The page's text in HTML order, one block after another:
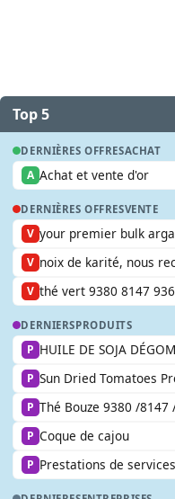
Top 5
DERNIÈRES OFFRESACHAT
A Achat et vente d'or
DERNIÈRES OFFRESVENTE
V your premier bulk
V noix de karité, nous
V thé vert 9380 8147
DERNIERSPRODUITS
P HUILE DE SOJA
P Sun Dried Tomatoes
P Thé Bouze 9380 /8147
P Coque de cajou
P Prestations de services